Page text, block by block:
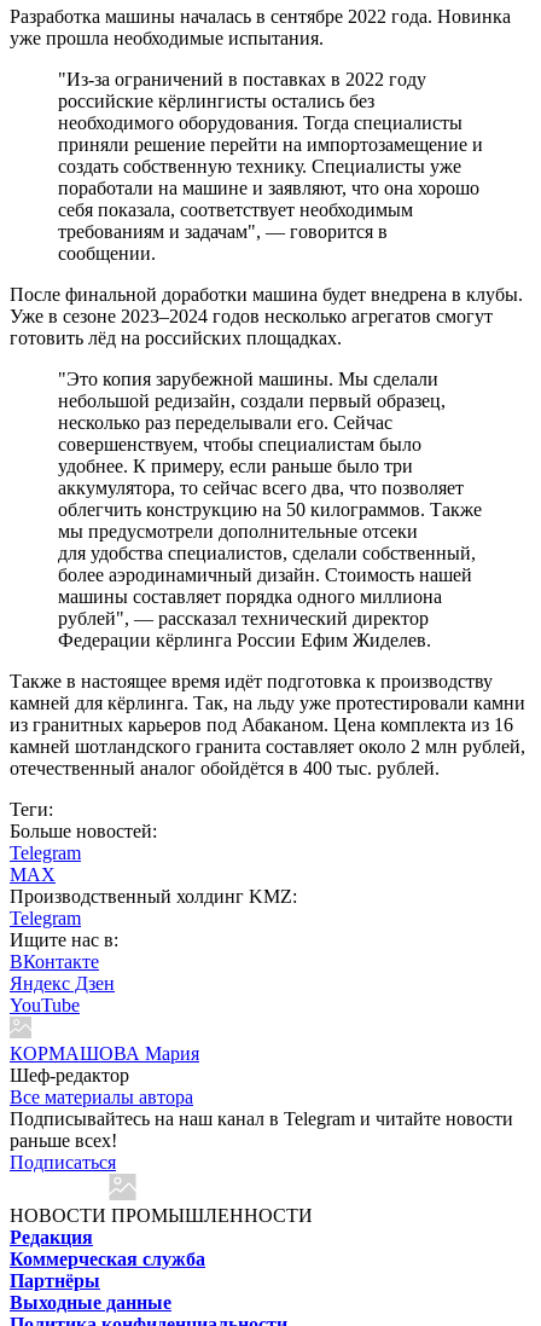
Разработка машины началась в сентябре 2022 года. Новинка
уже прошла необходимые испытания.
"Из-за ограничений в поставках в 2022 году
российские кёрлингисты остались без
необходимого оборудования. Тогда специалисты
приняли решение перейти на импортозамещение и
создать собственную технику. Специалисты уже
поработали на машине и заявляют, что она хорошо
себя показала, соответствует необходимым
требованиям и задачам", — говорится в
сообщении.
После финальной доработки машина будет внедрена в клубы.
Уже в сезоне 2023–2024 годов несколько агрегатов смогут
готовить лёд на российских площадках.
"Это копия зарубежной машины. Мы сделали
небольшой редизайн, создали первый образец,
несколько раз переделывали его. Сейчас
совершенствуем, чтобы специалистам было
удобнее. К примеру, если раньше было три
аккумулятора, то сейчас всего два, что позволяет
облегчить конструкцию на 50 килограммов. Также
мы предусмотрели дополнительные отсеки
для удобства специалистов, сделали собственный,
более аэродинамичный дизайн. Стоимость нашей
машины составляет порядка одного миллиона
рублей", — рассказал технический директор
Федерации кёрлинга России Ефим Жиделев.
Также в настоящее время идёт подготовка к производству
камней для кёрлинга. Так, на льду уже протестировали камни
из гранитных карьеров под Абаканом. Цена комплекта из 16
камней шотландского гранита составляет около 2 млн рублей,
отечественный аналог обойдётся в 400 тыс. рублей.
Теги:
Больше новостей:
Telegram
MAX
Производственный холдинг KMZ:
Telegram
Ищите нас в:
ВКонтакте
Яндекс Дзен
YouTube
КОРМАШОВА Мария
Шеф-редактор
Все материалы автора
Подписывайтесь на наш канал в Telegram и читайте новости
раньше всех!
Подписаться
НОВОСТИ ПРОМЫШЛЕННОСТИ
Редакция
Коммерческая служба
Партнёры
Выходные данные